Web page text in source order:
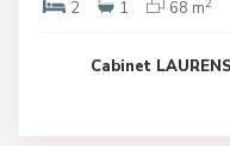
2
1 68 m
Cabinet